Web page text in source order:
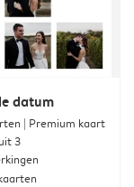
datum
| Premium kaart
3